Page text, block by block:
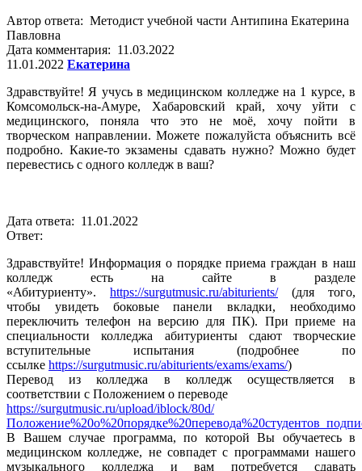
Автор ответа: Методист учебной части Антипина Екатерина
Павловна
Дата комментария: 11.03.2022
11.01.2022 Екатерина
Здравствуйте! Я учусь в медицинском колледже на 1 курсе, в
Комсомольск-на-Амуре, Хабаровский край, хочу уйти с
медицинского, поняла что это не моё, хочу пойти в
творческом направлении. Можете пожалуйста объяснить всё
подробно. Какие-то экзамены сдавать нужно? Можно будет
перевестись с одного колледж в ваш?
Дата ответа: 11.01.2022
Ответ:
Здравствуйте! Информация о порядке приема граждан в наш
колледж есть на сайте в разделе
«Абитуриенту». https://surgutmusic.ru/abiturients/(для того,
чтобы увидеть боковые панели вкладки, необходимо
переключить телефон на версию для ПК). При приеме на
специальности колледжа абитуриенты сдают творческие
вступительные испытания (подробнее по
ссылке https://surgutmusic.ru/abiturients/exams/exams/)
Перевод из колледжа в колледж осуществляется в
соответствии с Положением о переводе
https://surgutmusic.ru/upload/iblock/80d/
В Вашем случае программа, по которой Вы обучаетесь в
медицинском колледже, не совпадет с программами нашего
музыкального колледжа и вам потребуется сдавать